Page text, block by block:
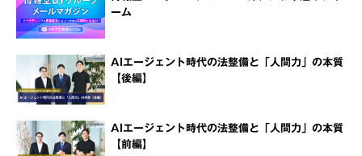
ーム
AIエージェント時代の法整備と「人間力」の本質
【後編】
AIエージェント時代の法整備と「人間力」の本質
【前編】